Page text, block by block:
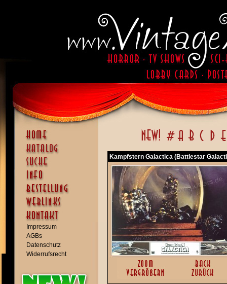
Impressum
AGBs
Datenschutz
Widerrufsrecht
Kampfstern Galactica (Battlestar